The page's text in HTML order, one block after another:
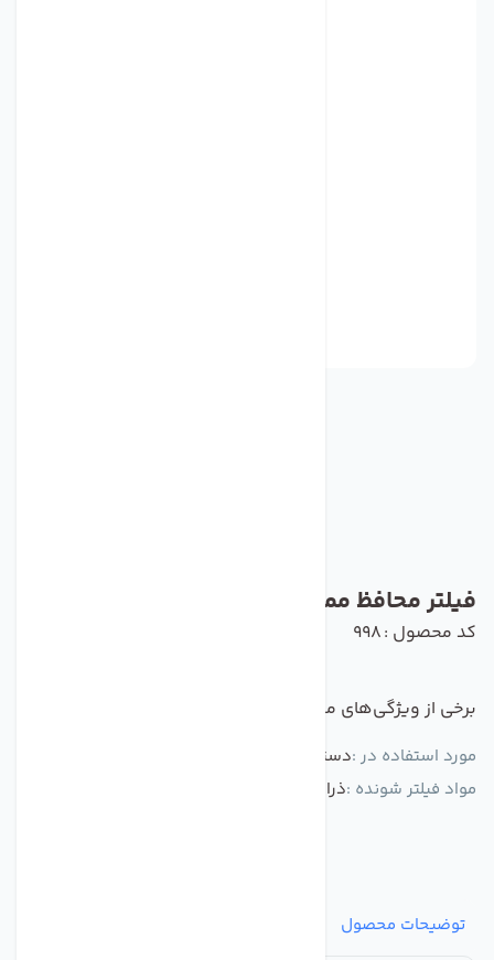
فیلتر محافظ ممبران ایران
کد محصول : 998
برخی از ویژگی‌های مهم این محصول :
مورد استفاده در :دستگاه تصفیه کننده آب
مواد فیلتر شونده :ذرات آلوده بزرگ تر از یک میکرون
توضیحات محصول